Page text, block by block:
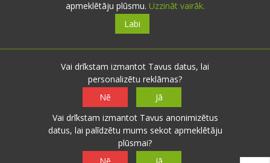
nosūti ziņu
Seko mums
apmeklētāju plūsmu. Uzzināt vairāk.
Labi
Vai drīkstam izmantot Tavus datus, lai
personalizētu reklāmas?
Nē
Jā
Vai drīkstam izmantot Tavus anonimizētus
datus, lai palīdzētu mums sekot apmeklētāju
plūsmai?